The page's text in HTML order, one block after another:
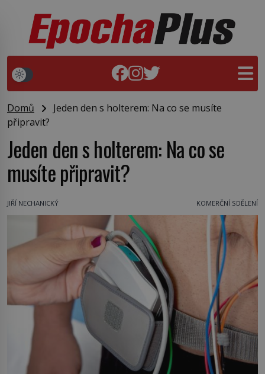
Domů
Jeden den s holterem: Na co se musíte
připravit?
Jeden den s holterem: Na co se
musíte připravit?
JIŘÍ NECHANICKÝ KOMERČNÍ SDĚLENÍ